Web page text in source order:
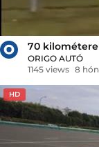
70
ORIGO AUTÓ
1145 views 8
HD